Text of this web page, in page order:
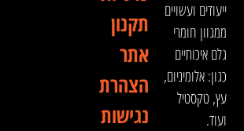
ייעודים ועשויים
ממגוון חומרי
גלם איכותיים
כגון: אלומיניום,
עץ, טקסטיל
ועוד.
תקנון
אתר
הצהרת
נגישות